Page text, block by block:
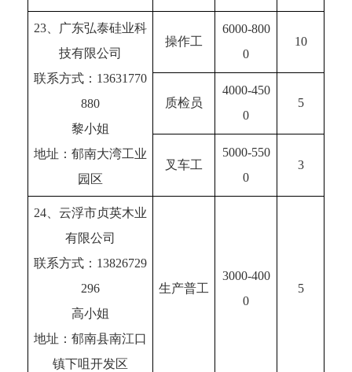
23、广东弘泰硅业科
技有限公司
联系方式：13631770
880
黎小姐
地址：郁南大湾工业
园区
操作工
6000-800
0
10
质检员
4000-450
0
5
叉车工
5000-550
0
3
24、云浮市贞英木业
有限公司
联系方式：13826729
296
高小姐
地址：郁南县南江口
镇下咀开发区
生产普工
3000-400
0
5